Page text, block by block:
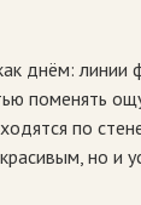
днём:
поменять
по
но